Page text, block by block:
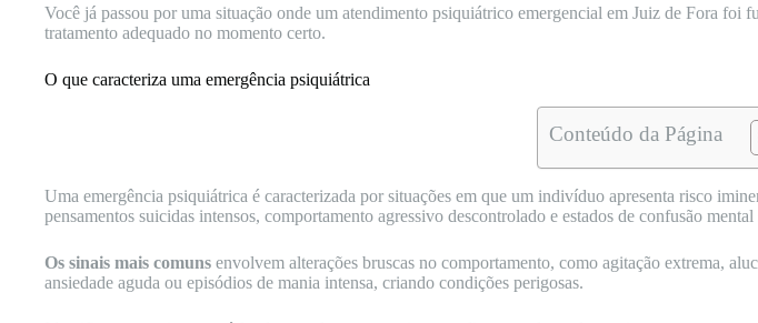
Você já passou por uma situação onde um atendimento psiquiátrico emergencial em Juiz de Fora foi
tratamento adequado no momento certo.
O que caracteriza uma emergência psiquiátrica
Conteúdo da Página
Uma emergência psiquiátrica é caracterizada por situações em que um indivíduo apresenta risco
pensamentos suicidas intensos, comportamento agressivo descontrolado e estados de confusão mental
Os sinais mais comuns envolvem alterações bruscas no comportamento, como agitação extrema,
ansiedade aguda ou episódios de mania intensa, criando condições perigosas.